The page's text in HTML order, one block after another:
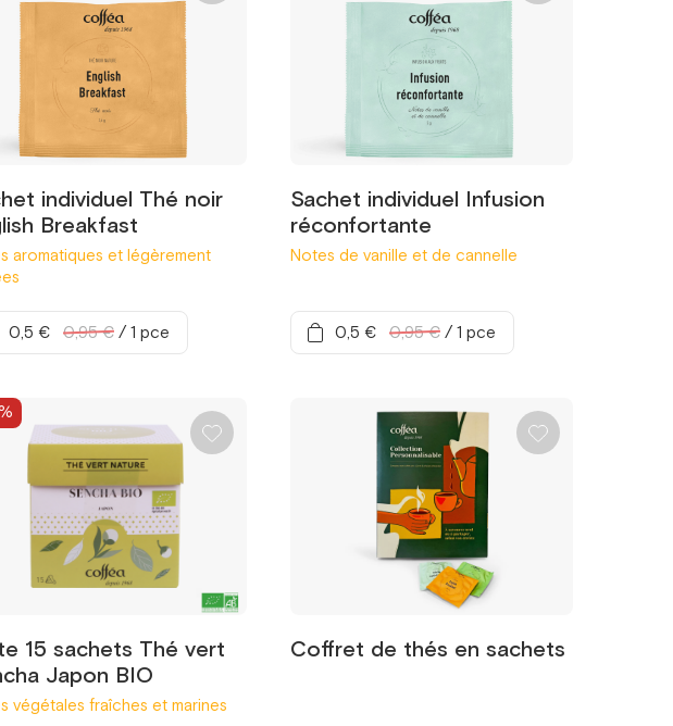
individuel Thé noir
Breakfast
aromatiques et légèrement
0,5 € 0,95 € /1 pce
Sachet individuel Infusion
réconfortante
Notes de vanille et de cannelle
0,5 € 0,95 € /1 pce
15 sachets Thé vert
Japon BIO
végétales fraîches et marines
Coffret de thés en sachets